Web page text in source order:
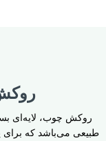
روکش چوب، لایه‌ای
طبیعی می‌باشد که